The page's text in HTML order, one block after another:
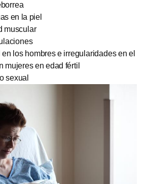
en la piel
muscular
los hombres e irregularidades en el
mujeres en edad fértil
sexual